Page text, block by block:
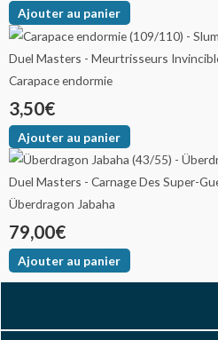
Ajouter au panier
Carapace endormie
3,50€
Ajouter au panier
Überdragon Jabaha
79,00€
Ajouter au panier